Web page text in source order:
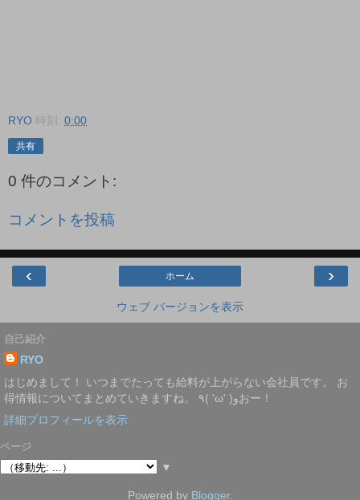
RYO 時刻: 0:00
共有
0 件のコメント:
コメントを投稿
‹ ›
ホーム
ウェブ バージョンを表示
自己紹介
RYO
はじめまして！ いつまでたっても給料が上がらない会社員です。 お
得情報についてまとめていきますね。 ٩( 'ω' )وおー！
詳細プロフィールを表示
ページ
▼
Powered by Blogger.